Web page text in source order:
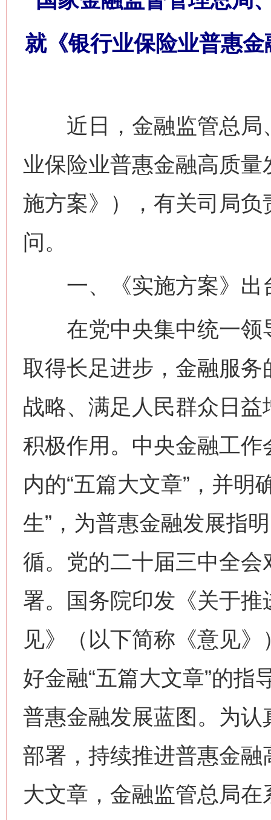
就《银行业保险业普惠
近日，金融监管总局
业保险业普惠金融高质
施方案》），有关司局
问。
一、《实施方案》出
在党中央集中统一领
取得长足进步，金融服
战略、满足人民群众日
积极作用。中央金融工
内的“五篇大文章”，并明
生”，为普惠金融发展指
循。党的二十届三中全会
署。国务院印发《关于
见》（以下简称《意见
好金融“五篇大文章”的
普惠金融发展蓝图。为
部署，持续推进普惠金
大文章，金融监管总局